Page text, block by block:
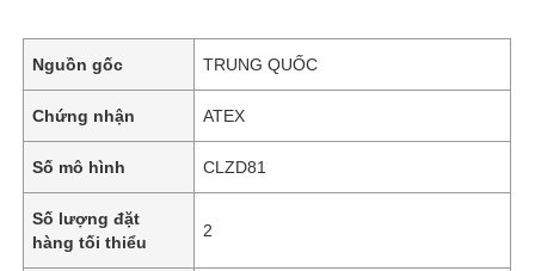
Nguồn gốc TRUNG QUỐC
Chứng nhận ATEX
Số mô hình CLZD81
Số lượng đặt
hàng tối thiểu
2